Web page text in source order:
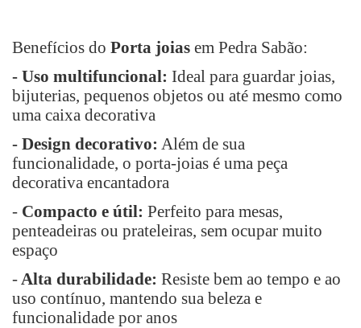
Benefícios do Porta joias em Pedra Sabão:
- Uso multifuncional: Ideal para guardar joias,
bijuterias, pequenos objetos ou até mesmo como
uma caixa decorativa
- Design decorativo: Além de sua
funcionalidade, o porta-joias é uma peça
decorativa encantadora
- Compacto e útil: Perfeito para mesas,
penteadeiras ou prateleiras, sem ocupar muito
espaço
-Alta durabilidade: Resiste bem ao tempo e ao
uso contínuo, mantendo sua beleza e
funcionalidade por anos